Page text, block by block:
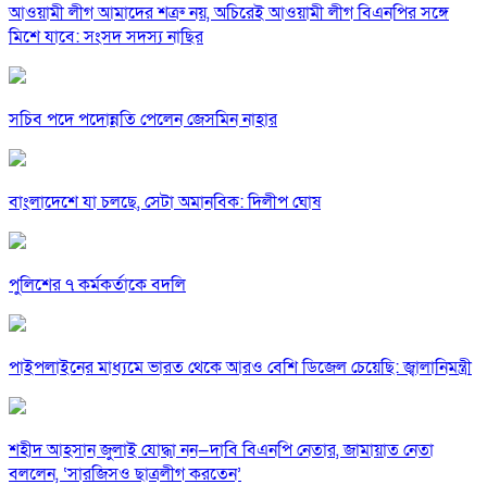
আওয়ামী লীগ আমাদের শত্রু নয়, অচিরেই আওয়ামী লীগ বিএনপির সঙ্গে
মিশে যাবে: সংসদ সদস্য নাছির
সচিব পদে পদোন্নতি পেলেন জেসমিন নাহার
বাংলাদেশে যা চলছে, সেটা অমানবিক: দিলীপ ঘোষ
পুলিশের ৭ কর্মকর্তাকে বদলি
পাইপলাইনের মাধ্যমে ভারত থেকে আরও বেশি ডিজেল চেয়েছি: জ্বালানিমন্ত্রী
শহীদ আহসান জুলাই যোদ্ধা নন—দাবি বিএনপি নেতার, জামায়াত নেতা
বললেন, ‘সারজিসও ছাত্রলীগ করতেন’